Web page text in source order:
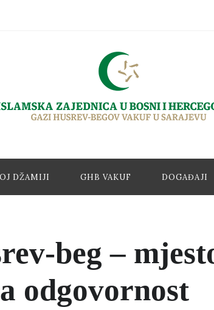
DŽAMIJI GHB VAKUF DOGAĐAJI
beg –
odgovornost